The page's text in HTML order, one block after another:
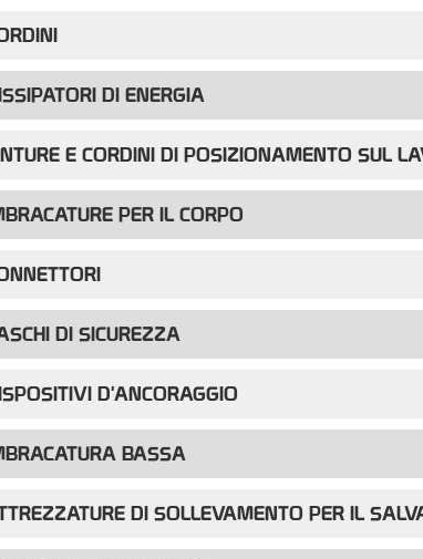
DI ENERGIA
E CORDINI DI POSIZIONAMENTO SUL
PER IL CORPO
DI SICUREZZA
D'ANCORAGGIO
BASSA
DI SOLLEVAMENTO PER IL